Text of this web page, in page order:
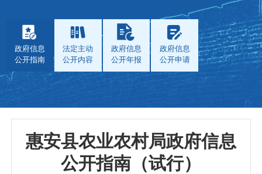
政府信息
公开指南
法定主动
公开内容
政府信息
公开年报
政府信息
公开申请
惠安县农业农村局政府信息
公开指南（试行）